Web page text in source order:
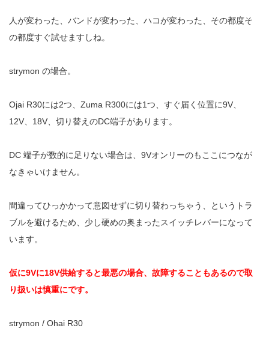
人が変わった、バンドが変わった、ハコが変わった、その都度そ
の都度すぐ試せますしね。
strymon の場合。
Ojai R30には2つ、Zuma R300には1つ、すぐ届く位置に9V、
12V、18V、切り替えのDC端子があります。
DC 端子が数的に足りない場合は、9Vオンリーのもここにつなが
なきゃいけません。
間違ってひっかかって意図せずに切り替わっちゃう、というトラ
ブルを避けるため、少し硬めの奥まったスイッチレバーになって
います。
仮に9Vに18V供給すると最悪の場合、故障することもあるので取
り扱いは慎重にです。
strymon / Ohai R30